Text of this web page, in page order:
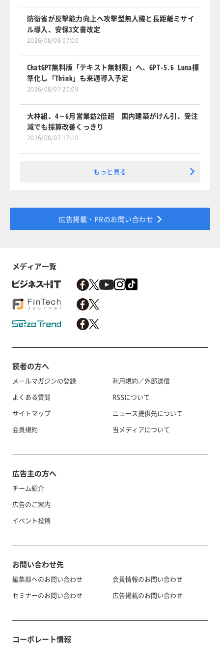
防衛省が反撃能力向上へ攻撃型無人機と長距離ミサイ
ル導入、安保3文書改定
2026/08/08 07:00
ChatGPT無料版「テキスト無制限」へ、GPT-5.6 Luna標
準化し「Think」も来週導入予定
2026/08/07 20:09
大林組、4～6月営業益2倍超 国内建築がけん引、受注
減でも採算改善くっきり
2026/08/07 17:10
もっと見る
広告掲載・PRのお問い合わせ
メディア一覧
読者の方へ
メールマガジンの登録
よくある質問
サイトマップ
会員規約
利用規約／外部送信
RSSについて
ニュース提供先について
当メディアについて
広告主の方へ
チーム紹介
広告のご案内
イベント投稿
お問い合わせ先
編集部へのお問い合わせ
セミナーのお問い合わせ
会員情報のお問い合わせ
広告掲載のお問い合わせ
コーポレート情報